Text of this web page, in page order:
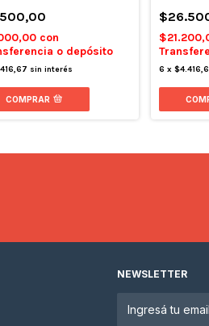
con
o depósito
sin interés
COMPRAR
6 x
NEWSLETTER